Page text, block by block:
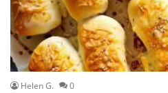
Helen G. 0